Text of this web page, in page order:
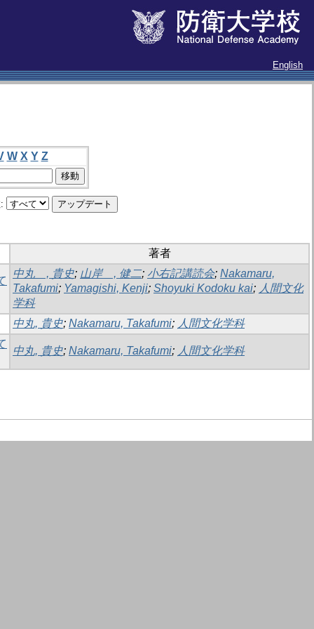
English
W X Y Z
著者
中丸 , 貴史; 山岸 , 健二; 小右記講読会; Nakamaru,
Takafumi; Yamagishi, Kenji; Shoyuki Kodoku kai; 人間文化
学科
中丸, 貴史; Nakamaru, Takafumi; 人間文化学科
中丸, 貴史; Nakamaru, Takafumi; 人間文化学科